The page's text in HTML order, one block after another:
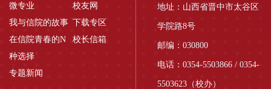
微专业
校友网
我与信院的故事 下载专区
在信院青春的N
种选择
校长信箱
专题新闻
地址：山西省晋中市太谷区
学院路8号
邮编：030800
电话：0354-5503866 / 0354-
5503623（校办）